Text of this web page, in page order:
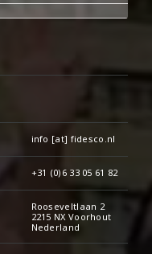
info [at] fidesco.nl
+31 (0)6 33 05 61 82‬
Rooseveltlaan 2
2215 NX Voorhout
Nederland